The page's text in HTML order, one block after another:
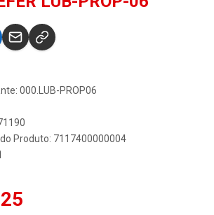
000.LUB-PROP06
Produto: 7117400000004